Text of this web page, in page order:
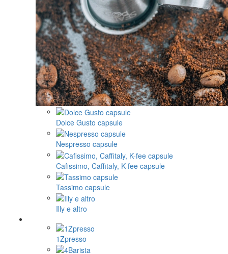
Dolce Gusto capsule
Nespresso capsule
Cafissimo, Caffitaly, K-fee capsule
Tassimo capsule
Illy e altro
1Zpresso